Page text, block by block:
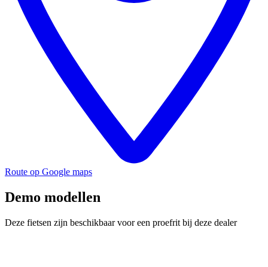
Route op Google maps
Demo modellen
Deze fietsen zijn beschikbaar voor een proefrit bij deze dealer